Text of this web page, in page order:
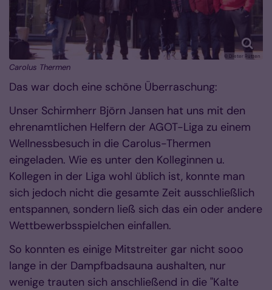
© Dieter Rütten
Carolus Thermen
Das war doch eine schöne Überraschung:
Unser Schirmherr Björn Jansen hat uns mit den
ehrenamtlichen Helfern der AGOT-Liga zu einem
Wellnessbesuch in die Carolus-Thermen
eingeladen. Wie es unter den Kolleginnen u.
Kollegen in der Liga wohl üblich ist, konnte man
sich jedoch nicht die gesamte Zeit ausschließlich
entspannen, sondern ließ sich das ein oder andere
Wettbewerbsspielchen einfallen.
So konnten es einige Mitstreiter gar nicht sooo
lange in der Dampfbadsauna aushalten, nur
wenige trauten sich anschließend in die "Kalte